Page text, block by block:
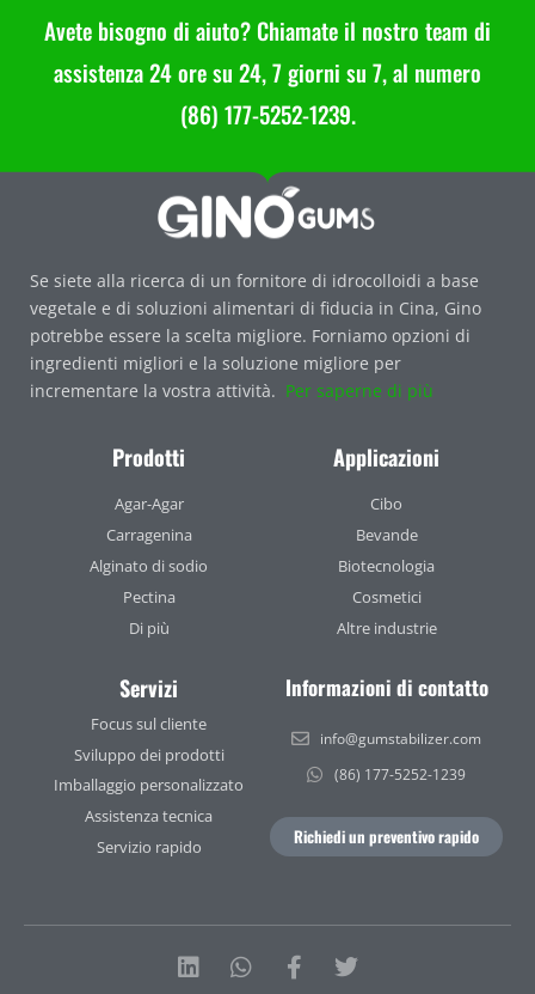
Avete bisogno di aiuto? Chiamate il nostro team di
assistenza 24 ore su 24, 7 giorni su 7, al numero
(86) 177-5252-1239.
Se siete alla ricerca di un fornitore di idrocolloidi a base
vegetale e di soluzioni alimentari di fiducia in Cina, Gino
potrebbe essere la scelta migliore. Forniamo opzioni di
ingredienti migliori e la soluzione migliore per
incrementare la vostra attività. Per saperne di più
Prodotti
Agar-Agar
Carragenina
Alginato di sodio
Pectina
Di più
Applicazioni
Cibo
Bevande
Biotecnologia
Cosmetici
Altre industrie
Servizi
Focus sul cliente
Sviluppo dei prodotti
Imballaggio personalizzato
Assistenza tecnica
Servizio rapido
Informazioni di contatto
info@gumstabilizer.com
(86) 177-5252-1239
Richiedi un preventivo rapido
LinkedinWhatsapp
Facebook-
Twitter